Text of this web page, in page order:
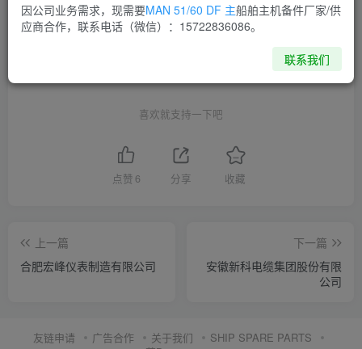
THE END
喜欢就支持一下吧
点赞 6 分享 收藏
上一篇
合肥宏峰仪表制造有限公司
下一篇
安徽新科电缆集团股份有限
公司
友链申请 广告合作 关于我们
SHIP SPARE PARTS
因公司业务需求，现需要MAN 51/60 DF 主船舶主机备件厂家/供
应商合作，联系电话（微信）：15722836086。
联系我们